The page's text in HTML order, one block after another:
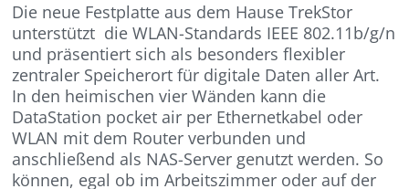
Die neue Festplatte aus dem Hause TrekStor
unterstützt die WLAN-Standards IEEE 802.11b/g/n
und präsentiert sich als besonders flexibler
zentraler Speicherort für digitale Daten aller Art.
In den heimischen vier Wänden kann die
DataStation pocket air per Ethernetkabel oder
WLAN mit dem Router verbunden und
anschließend als NAS-Server genutzt werden. So
können, egal ob im Arbeitszimmer oder auf der